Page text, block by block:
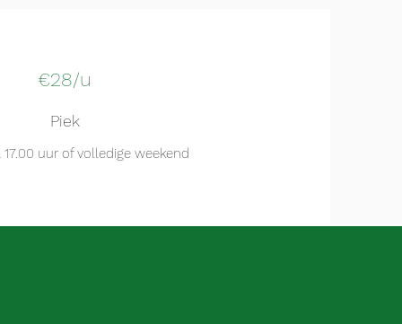
€28/u
Piek
17.00 uur of volledige weekend